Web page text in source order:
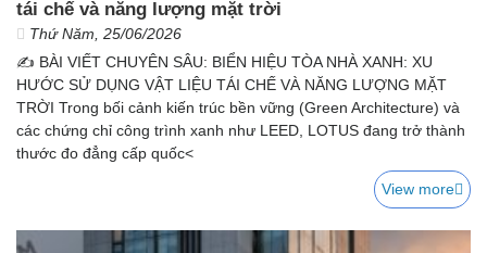
tái chế và năng lượng mặt trời
Thứ Năm, 25/06/2026
✍️ BÀI VIẾT CHUYÊN SÂU: BIỂN HIỆU TÒA NHÀ XANH: XU
HƯỚC SỬ DỤNG VẬT LIỆU TÁI CHẾ VÀ NĂNG LƯỢNG MẶT
TRỜI Trong bối cảnh kiến trúc bền vững (Green Architecture) và
các chứng chỉ công trình xanh như LEED, LOTUS đang trở thành
thước đo đẳng cấp quốc<
View more